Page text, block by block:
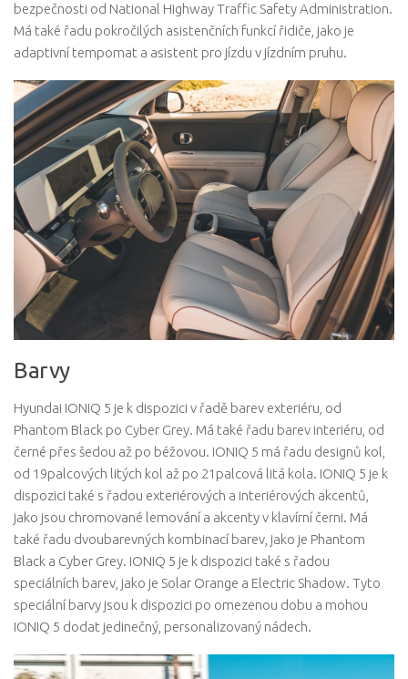
bezpečnosti od National Highway Traffic Safety Administration.
Má také řadu pokročilých asistenčních funkcí řidiče, jako je
adaptivní tempomat a asistent pro jízdu v jízdním pruhu.
Barvy
Hyundai IONIQ 5 je k dispozici v řadě barev exteriéru, od
Phantom Black po Cyber ​​Grey. Má také řadu barev interiéru, od
černé přes šedou až po béžovou. IONIQ 5 má řadu designů kol,
od 19palcových litých kol až po 21palcová litá kola. IONIQ 5 je k
dispozici také s řadou exteriérových a interiérových akcentů,
jako jsou chromované lemování a akcenty v klavírní černi. Má
také řadu dvoubarevných kombinací barev, jako je Phantom
Black a Cyber ​​Grey. IONIQ 5 je k dispozici také s řadou
speciálních barev, jako je Solar Orange a Electric Shadow. Tyto
speciální barvy jsou k dispozici po omezenou dobu a mohou
IONIQ 5 dodat jedinečný, personalizovaný nádech.